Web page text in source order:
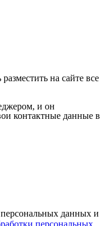
на сайте все
и он
контактные данные в
данных и
персональных